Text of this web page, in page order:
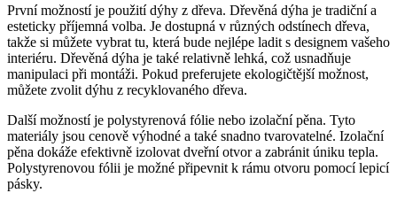
První možností je použití dýhy z dřeva. Dřevěná dýha je tradiční a
esteticky příjemná volba. Je dostupná v různých odstínech dřeva,
takže si můžete vybrat tu, která bude nejlépe ladit s designem vašeho
interiéru. Dřevěná dýha je také relativně lehká, což usnadňuje
manipulaci při montáži. Pokud preferujete ekologičtější možnost,
můžete zvolit dýhu z recyklovaného dřeva.
Další možností je polystyrenová fólie nebo izolační pěna. Tyto
materiály jsou cenově výhodné a také snadno tvarovatelné. Izolační
pěna dokáže efektivně izolovat dveřní otvor a zabránit úniku tepla.
Polystyrenovou fólii je možné připevnit k rámu otvoru pomocí lepicí
pásky.